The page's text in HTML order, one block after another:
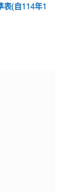
表(自114年1